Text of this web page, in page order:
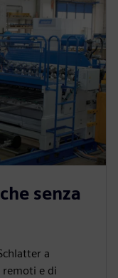
senza
a
e di